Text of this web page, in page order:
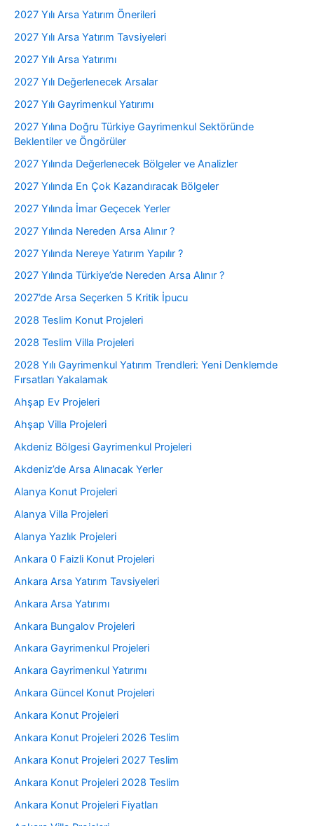
2027 Yılı Arsa Yatırım Önerileri
2027 Yılı Arsa Yatırım Tavsiyeleri
2027 Yılı Arsa Yatırımı
2027 Yılı Değerlenecek Arsalar
2027 Yılı Gayrimenkul Yatırımı
2027 Yılına Doğru Türkiye Gayrimenkul Sektöründe
Beklentiler ve Öngörüler
2027 Yılında Değerlenecek Bölgeler ve Analizler
2027 Yılında En Çok Kazandıracak Bölgeler
2027 Yılında İmar Geçecek Yerler
2027 Yılında Nereden Arsa Alınır ?
2027 Yılında Nereye Yatırım Yapılır ?
2027 Yılında Türkiye’de Nereden Arsa Alınır ?
2027’de Arsa Seçerken 5 Kritik İpucu
2028 Teslim Konut Projeleri
2028 Teslim Villa Projeleri
2028 Yılı Gayrimenkul Yatırım Trendleri: Yeni Denklemde
Fırsatları Yakalamak
Ahşap Ev Projeleri
Ahşap Villa Projeleri
Akdeniz Bölgesi Gayrimenkul Projeleri
Akdeniz’de Arsa Alınacak Yerler
Alanya Konut Projeleri
Alanya Villa Projeleri
Alanya Yazlık Projeleri
Ankara 0 Faizli Konut Projeleri
Ankara Arsa Yatırım Tavsiyeleri
Ankara Arsa Yatırımı
Ankara Bungalov Projeleri
Ankara Gayrimenkul Projeleri
Ankara Gayrimenkul Yatırımı
Ankara Güncel Konut Projeleri
Ankara Konut Projeleri
Ankara Konut Projeleri 2026 Teslim
Ankara Konut Projeleri 2027 Teslim
Ankara Konut Projeleri 2028 Teslim
Ankara Konut Projeleri Fiyatları